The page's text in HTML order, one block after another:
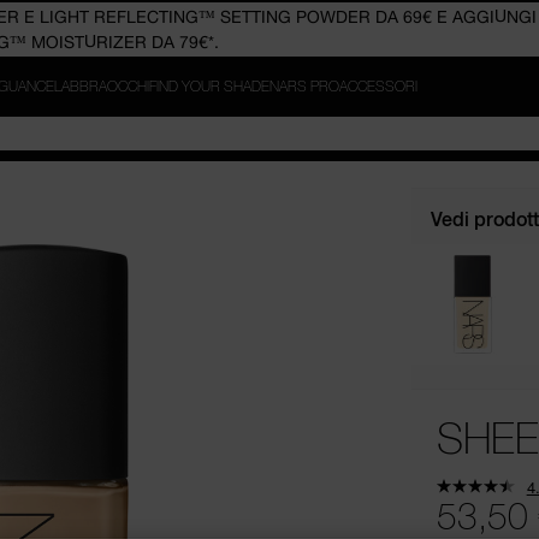
LABBRAOCCHI FIND YOUR SHADENARS PROACCESSORI
Vedi
53,50